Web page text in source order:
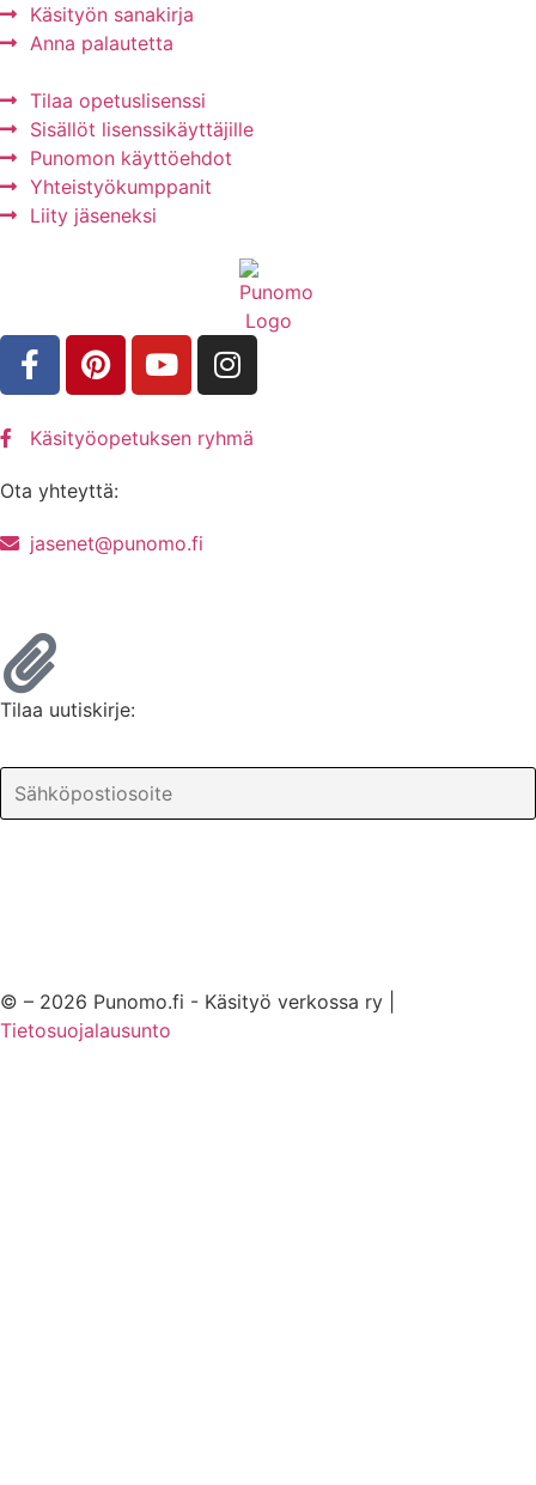
Käsityön sanakirja
Anna palautetta
Tilaa opetuslisenssi
Sisällöt lisenssikäyttäjille
Punomon käyttöehdot
Yhteistyökumppanit
Liity jäseneksi
Käsityöopetuksen ryhmä
Ota yhteyttä:
jasenet@punomo.fi
Tilaa uutiskirje:
© – 2026 Punomo.fi - Käsityö verkossa ry |
Tietosuojalausunto